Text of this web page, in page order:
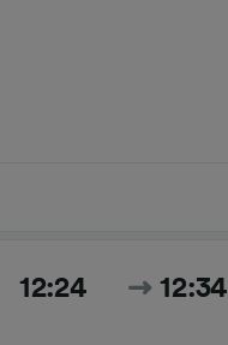
12:24 12:34